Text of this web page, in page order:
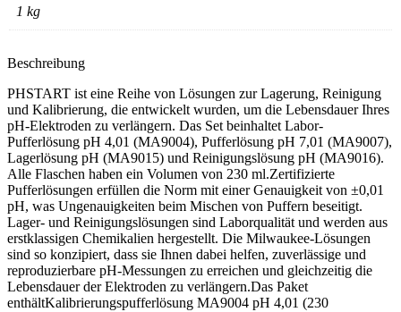
1 kg
Beschreibung
PHSTART ist eine Reihe von Lösungen zur Lagerung, Reinigung
und Kalibrierung, die entwickelt wurden, um die Lebensdauer Ihres
pH-Elektroden zu verlängern. Das Set beinhaltet Labor-
Pufferlösung pH 4,01 (MA9004), Pufferlösung pH 7,01 (MA9007),
Lagerlösung pH (MA9015) und Reinigungslösung pH (MA9016).
Alle Flaschen haben ein Volumen von 230 ml.Zertifizierte
Pufferlösungen erfüllen die Norm mit einer Genauigkeit von ±0,01
pH, was Ungenauigkeiten beim Mischen von Puffern beseitigt.
Lager- und Reinigungslösungen sind Laborqualität und werden aus
erstklassigen Chemikalien hergestellt. Die Milwaukee-Lösungen
sind so konzipiert, dass sie Ihnen dabei helfen, zuverlässige und
reproduzierbare pH-Messungen zu erreichen und gleichzeitig die
Lebensdauer der Elektroden zu verlängern.Das Paket
enthältKalibrierungspufferlösung MA9004 pH 4,01 (230